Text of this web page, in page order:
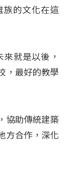
族的文化在這
就是以後，
，最好的教學
協助傳統建築
方合作，深化